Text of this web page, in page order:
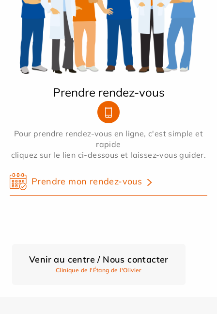
Prendre rendez-vous
Pour prendre rendez-vous en ligne, c'est simple et
rapide
cliquez sur le lien ci-dessous et laissez-vous guider.
Prendre mon rendez-vous
Venir au centre / Nous contacter
Clinique de l'Étang de l'Olivier